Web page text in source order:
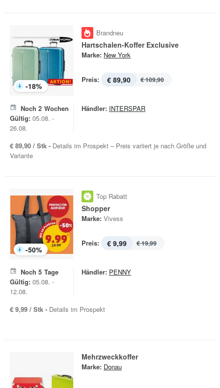
-18%
Brandneu
Hartschalen-Koffer Exclusive
Marke: New York
Preis: € 89,90 € 109,90
Noch 2 Wochen
Gültig: 05.08. -
26.08.
Händler: INTERSPAR
€ 89,90 / Stk - Details im Prospekt – Preis variiert je nach Größe und
Variante
-50%
Top Rabatt
Shopper
Marke: Vivess
Preis: € 9,99 € 19,99
Noch 5 Tage
Gültig: 05.08. -
12.08.
Händler: PENNY
€ 9,99 / Stk - Details im Prospekt
Mehrzweckkoffer
Marke: Donau